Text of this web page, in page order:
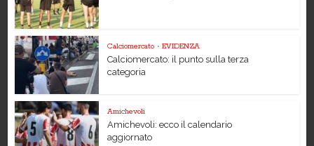
Calciomercato • EVIDENZA
Calciomercato: il punto sulla terza
categoria
Amichevoli
Amichevoli: ecco il calendario
aggiornato